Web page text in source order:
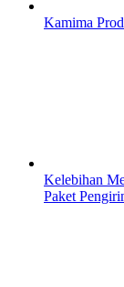
Kamima
Kelebihan
Paket